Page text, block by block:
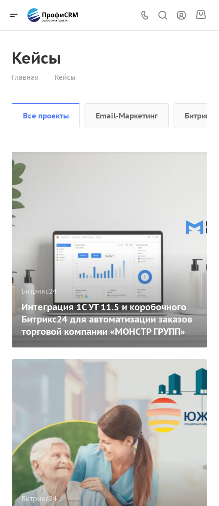
Кейсы
Главная — Кейсы
Все проекты Email-Маркетинг
Битрикс24
Интеграция 1С УТ 11.5 и коробочного
Битрикс24 для автоматизации заказов
торговой компании «МОНСТР ГРУПП»
Битрикс24